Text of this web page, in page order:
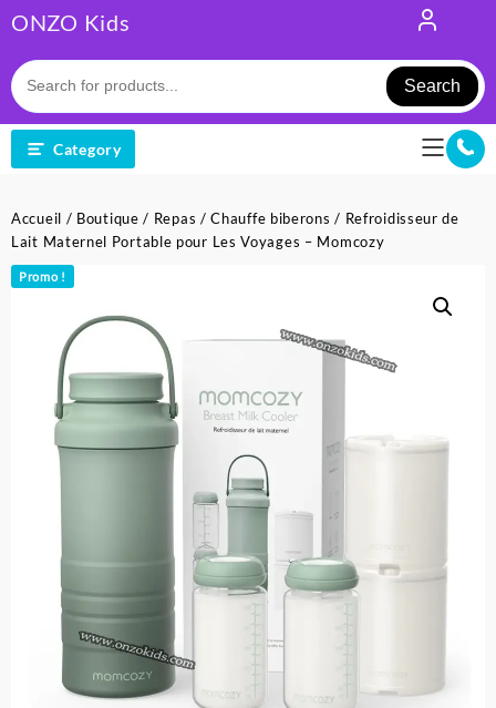
to
content
ONZO Kids
Search
Category
Accueil / Boutique / Repas /Chauffe biberons / Refroidisseur de
Lait Maternel Portable pour Les Voyages – Momcozy
Promo !